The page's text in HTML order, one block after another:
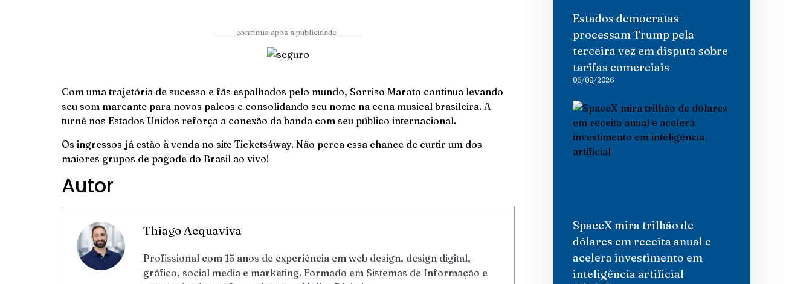
______continua após a publicidade_______
Com uma trajetória de sucesso e fãs espalhados pelo mundo, Sorriso Maroto continua levando
seu som marcante para novos palcos e consolidando seu nome na cena musical brasileira. A
turnê nos Estados Unidos reforça a conexão da banda com seu público internacional.
Os ingressos já estão à venda no site Tickets4way. Não perca essa chance de curtir um dos
maiores grupos de pagode do Brasil ao vivo!
Autor
Thiago Acquaviva
Profissional com 15 anos de experiência em web design, design digital,
gráfico, social media e marketing. Formado em Sistemas de Informação e
Estados democratas
processam Trump pela
terceira vez em disputa sobre
tarifas comerciais
06/08/2026
SpaceX mira trilhão de
dólares em receita anual e
acelera investimento em
inteligência artificial